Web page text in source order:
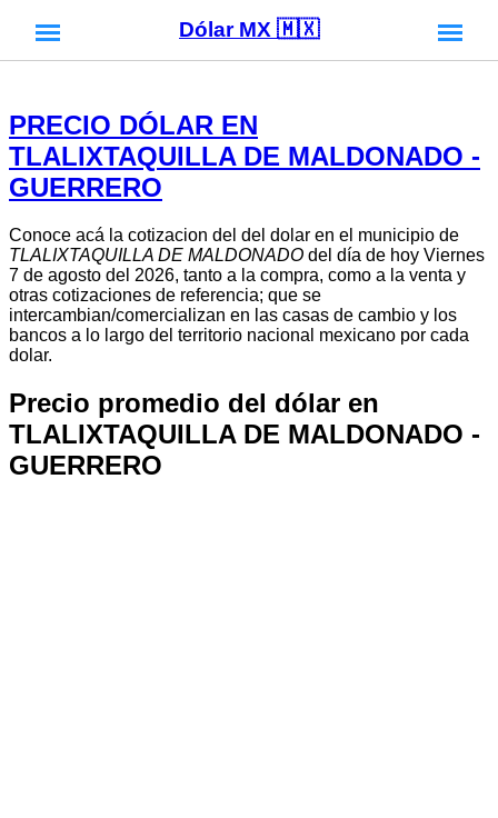
Dólar MX 🇲🇽
PRECIO DÓLAR EN
TLALIXTAQUILLA DE MALDONADO -
GUERRERO
Conoce acá la cotizacion del del dolar en el municipio de
TLALIXTAQUILLA DE MALDONADO del día de hoy Viernes
7 de agosto del 2026, tanto a la compra, como a la venta y
otras cotizaciones de referencia; que se
intercambian/comercializan en las casas de cambio y los
bancos a lo largo del territorio nacional mexicano por cada
dolar.
Precio promedio del dólar en
TLALIXTAQUILLA DE MALDONADO -
GUERRERO